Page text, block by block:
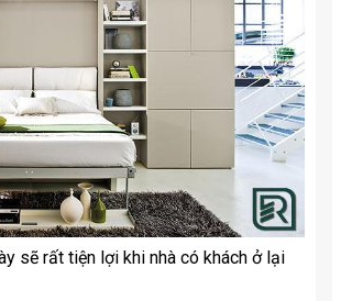
sẽ rất tiện lợi khi nhà có khách ở lại